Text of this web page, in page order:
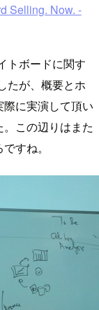
Selling. Now. -
トボードに関す
たが、概要とホ
に実演して頂い
この辺りはまた
すね。